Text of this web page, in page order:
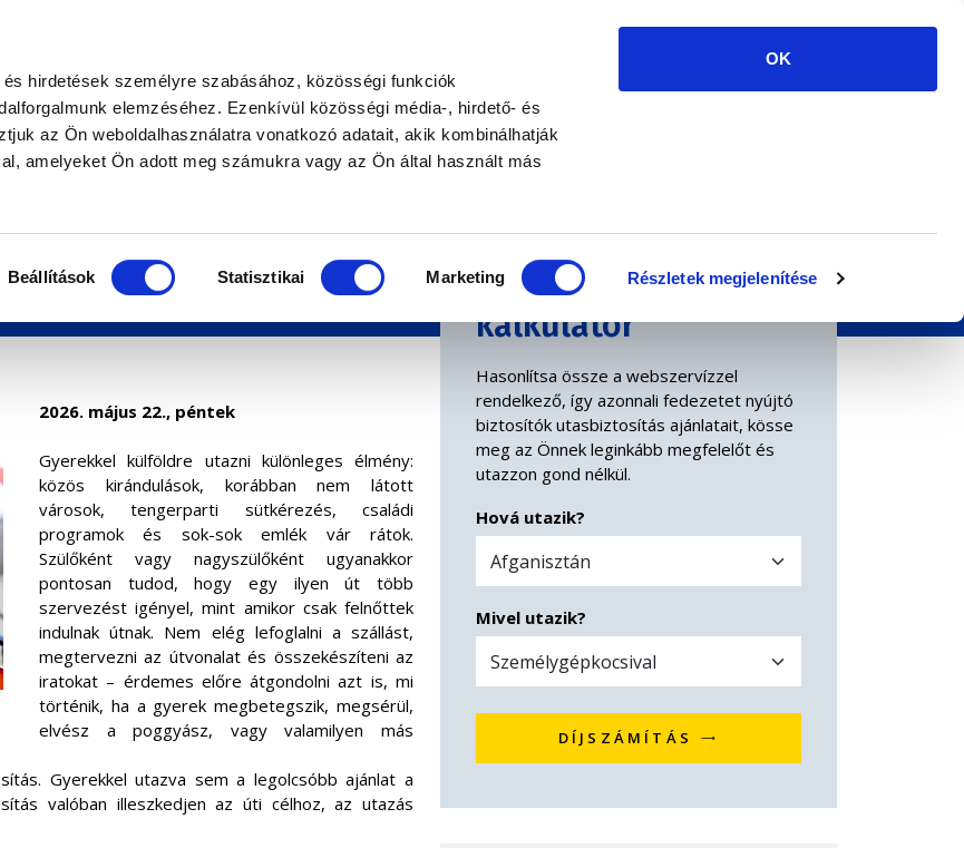
hirdetések személyre szabásához, közösségi funkciók
elemzéséhez. Ezenkívül közösségi média-, hirdető- és
az Ön weboldalhasználatra vonatkozó adatait, akik kombinálhatják
amelyeket Ön adott meg számukra vagy az Ön által használt más
Beállítások Statisztikai Marketing Részletek megjelenítése
OK
E-UTAS.HU BYEURORISK
BIZTOSÍTÁSKÖTÉS BIZTOSÍTÁSI SEGÉDLET KÁRBEJELENTÉS
mire figyelj az
2026. május 22., péntek
Gyerekkel külföldre utazni különleges élmény:
közös kirándulások, korábban nem látott
városok, tengerparti sütkérezés, családi
programok és sok-sok emlék vár rátok.
Szülőként vagy nagyszülőként ugyanakkor
pontosan tudod, hogy egy ilyen út több
szervezést igényel, mint amikor csak felnőttek
indulnak útnak. Nem elég lefoglalni a szállást,
megtervezni az útvonalat és összekészíteni az
iratokat – érdemes előre átgondolni azt is, mi
történik, ha a gyerek megbetegszik, megsérül,
elvész a poggyász, vagy valamilyen más
Gyerekkel utazva sem a legolcsóbb ajánlat a
valóban illeszkedjen az úti célhoz, az utazás
Utasbiztosítás
kalkulátor
Hasonlítsa össze a webszervízzel
rendelkező, így azonnali fedezetet nyújtó
biztosítók utasbiztosítás ajánlatait, kösse
meg az Önnek leginkább megfelelőt és
utazzon gond nélkül.
Hová utazik?
Mivel utazik?
DÍJSZÁMÍTÁS